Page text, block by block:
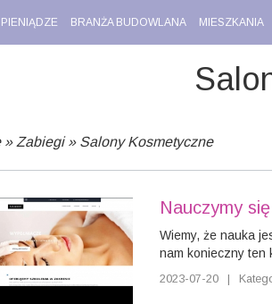
PIENIĄDZE BRANŻA BUDOWLANA MIESZKANIA
» Zabiegi» Salony Kosmetyczne
Nauczymy
Wiemy, że nauka
nam konieczny ten
2023-07-20 |